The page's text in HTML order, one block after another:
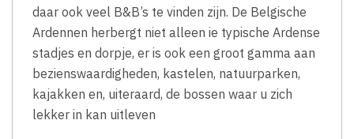
daar ook veel B&B’s te vinden zijn. De Belgische
Ardennen herbergt niet alleen ie typische Ardense
stadjes en dorpje, er is ook een groot gamma aan
bezienswaardigheden, kastelen, natuurparken,
kajakken en, uiteraard, de bossen waar u zich
lekker in kan uitleven